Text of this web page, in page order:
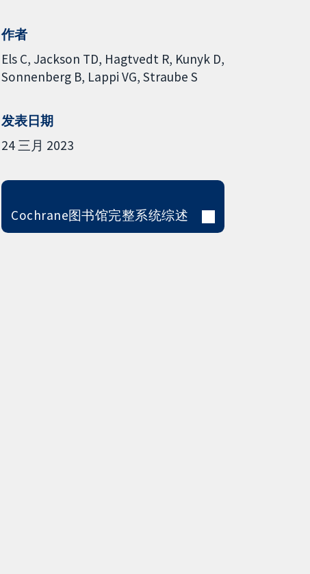
作者
Els C Jackson TD Hagtvedt R Kunyk D
Sonnenberg B Lappi VG Straube S
发表日期
24 三月 2023
Cochrane图书馆完整系统综述